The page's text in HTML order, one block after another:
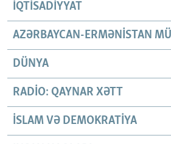
İQTISADIYYAT
AZƏRBAYCAN-ERMƏNISTAN
DÜNYA
RADIO: QAYNAR XƏTT
İSLAM VƏ DEMOKRATIYA